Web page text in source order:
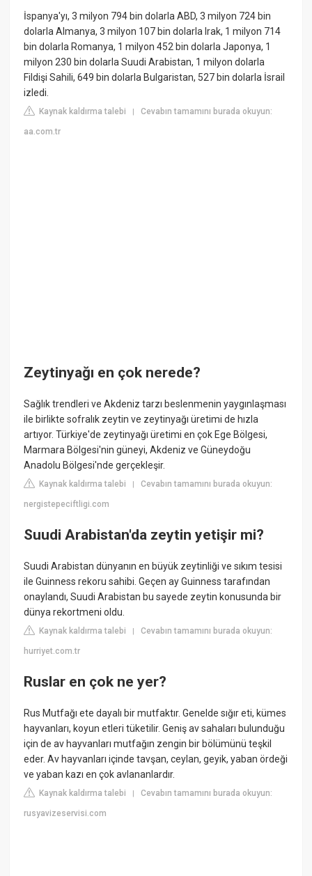
İspanya'yı, 3 milyon 794 bin dolarla ABD, 3 milyon 724 bin
dolarla Almanya, 3 milyon 107 bin dolarla Irak, 1 milyon 714
bin dolarla Romanya, 1 milyon 452 bin dolarla Japonya, 1
milyon 230 bin dolarla Suudi Arabistan, 1 milyon dolarla
Fildişi Sahili, 649 bin dolarla Bulgaristan, 527 bin dolarla İsrail
izledi.
Kaynak kaldırma talebi |Cevabın tamamını burada okuyun:
aa.com.tr
Zeytinyağı en çok nerede?
Sağlık trendleri ve Akdeniz tarzı beslenmenin yaygınlaşması
ile birlikte sofralık zeytin ve zeytinyağı üretimi de hızla
artıyor. Türkiye'de zeytinyağı üretimi en çok Ege Bölgesi,
Marmara Bölgesi'nin güneyi, Akdeniz ve Güneydoğu
Anadolu Bölgesi'nde gerçekleşir.
Kaynak kaldırma talebi |Cevabın tamamını burada okuyun:
nergistepeciftligi.com
Suudi Arabistan'da zeytin yetişir mi?
Suudi Arabistan dünyanın en büyük zeytinliği ve sıkım tesisi
ile Guinness rekoru sahibi. Geçen ay Guinness tarafından
onaylandı, Suudi Arabistan bu sayede zeytin konusunda bir
dünya rekortmeni oldu.
Kaynak kaldırma talebi |Cevabın tamamını burada okuyun:
hurriyet.com.tr
Ruslar en çok ne yer?
Rus Mutfağı ete dayalı bir mutfaktır. Genelde sığır eti, kümes
hayvanları, koyun etleri tüketilir. Geniş av sahaları bulunduğu
için de av hayvanları mutfağın zengin bir bölümünü teşkil
eder. Av hayvanları içinde tavşan, ceylan, geyik, yaban ördeği
ve yaban kazı en çok avlananlardır.
Kaynak kaldırma talebi |Cevabın tamamını burada okuyun:
rusyavizeservisi.com